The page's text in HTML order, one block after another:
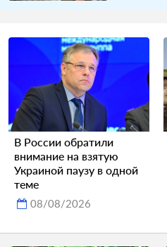
В России обратили
внимание на взятую
Украиной паузу в одной
теме
08/08/2026